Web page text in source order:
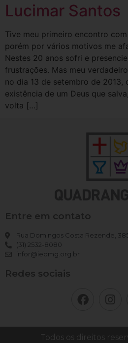
Lucimar Santos
Tive meu primeiro encontro
porém por vários motivos me
Nestes 20 anos sofri e
frustrações. Mas meu
no dia 13 de setembro de 2013,
existência de um Deus que
volta […]
Entre em contato
Rua Domingos Costa Rezende,
(31) 2532-8080
infor@ieqmg.org.br
Redes sociais
Todos os direitos